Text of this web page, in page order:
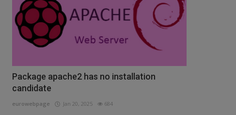
Package apache2 has no installation
candidate
eurowebpage Jan 20, 2025 684